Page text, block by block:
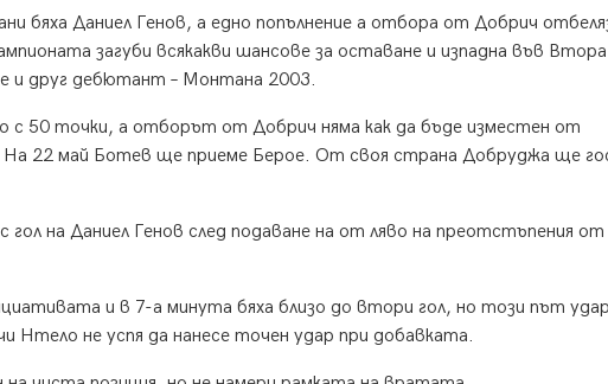
бяха Даниел Генов, а едно попълнение а отбора от Добрич
загуби всякакви шансове за оставане и изпадна във Втора
и друг дебютант – Монтана 2003.
50 точки, а отборът от Добрич няма как да бъде изместен от
На 22 май Ботев ще приеме Берое. От своя страна Добруджа ще
гол на Даниел Генов след подаване на от ляво на преотстъпения
и в 7-а минута бяха близо до втори гол, но този път
Нтело не успя да нанесе точен удар при добавката.